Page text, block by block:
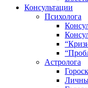
Консультации
Психолога
Астролога